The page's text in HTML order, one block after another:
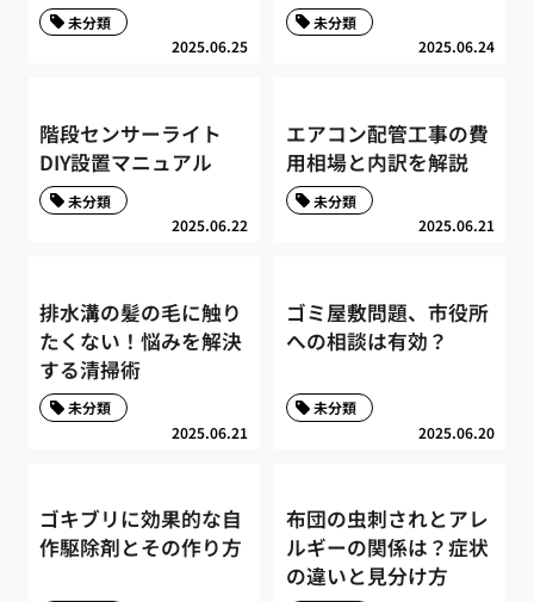
2025.06.25
未分類
2025.06.24
未分類
階段センサーライト
DIY設置マニュアル
2025.06.22
未分類
エアコン配管工事の費
用相場と内訳を解説
2025.06.21
未分類
排水溝の髪の毛に触り
たくない！悩みを解決
する清掃術
2025.06.21
未分類
ゴミ屋敷問題、市役所
への相談は有効？
2025.06.20
未分類
ゴキブリに効果的な自
作駆除剤とその作り方
布団の虫刺されとアレ
ルギーの関係は？症状
の違いと見分け方